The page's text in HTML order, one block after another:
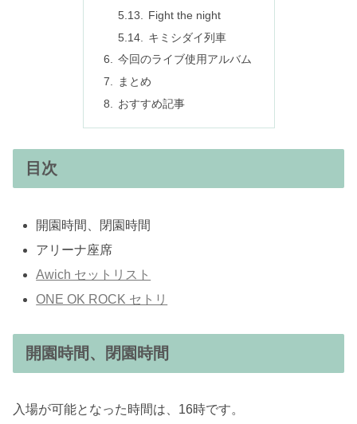
Fight the night
キミシダイ列車
今回のライブ使用アルバム
まとめ
おすすめ記事
目次
開園時間、閉園時間
アリーナ座席
Awich セットリスト
ONE OK ROCK セトリ
開園時間、閉園時間
入場が可能となった時間は、16時です。